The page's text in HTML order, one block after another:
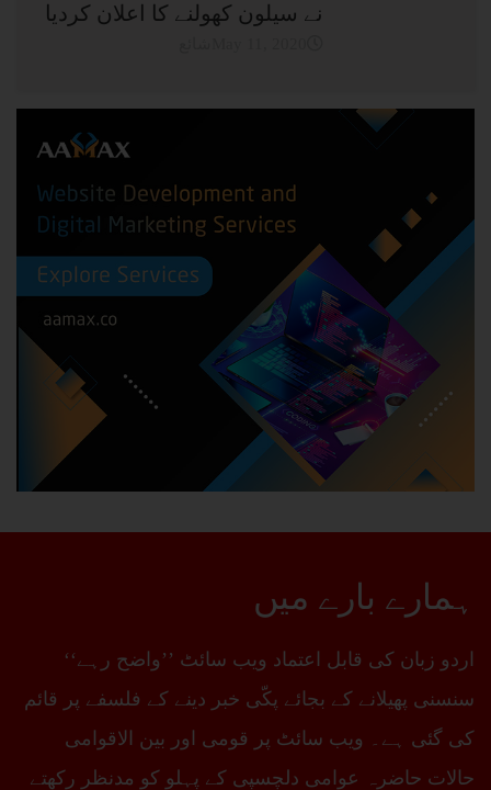
نے سیلون کھولنے کا اعلان کردیا
ہمارے بارے میں
اردو زبان کی قابل اعتماد ویب سائٹ ’’واضح رہے‘‘
سنسنی پھیلانے کے بجائے پکّی خبر دینے کے فلسفے پر قائم
کی گئی ہے۔ ویب سائٹ پر قومی اور بین الاقوامی
حالات حاضرہ عوامی دلچسپی کے پہلو کو مدنظر رکھتے